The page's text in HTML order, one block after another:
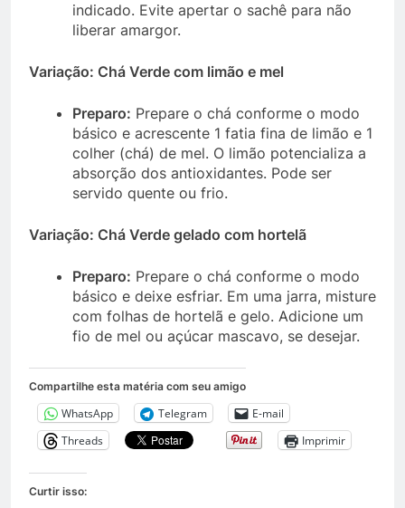
indicado. Evite apertar o sachê para não
liberar amargor.
Variação: Chá Verde com limão e mel
Preparo: Prepare o chá conforme o modo
básico e acrescente 1 fatia fina de limão e 1
colher (chá) de mel. O limão potencializa a
absorção dos antioxidantes. Pode ser
servido quente ou frio.
Variação: Chá Verde gelado com hortelã
Preparo: Prepare o chá conforme o modo
básico e deixe esfriar. Em uma jarra, misture
com folhas de hortelã e gelo. Adicione um
fio de mel ou açúcar mascavo, se desejar.
Compartilhe esta matéria com seu amigo
WhatsApp Telegram
E-mail
Threads
Imprimir
Curtir isso: